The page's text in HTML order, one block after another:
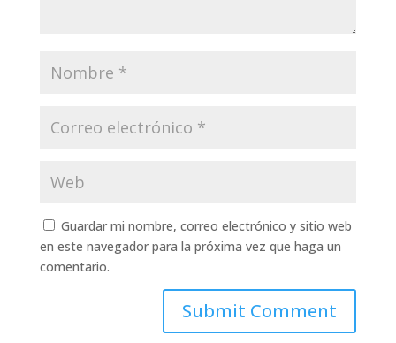
Guardar mi nombre, correo electrónico y sitio web
en este navegador para la próxima vez que haga un
comentario.